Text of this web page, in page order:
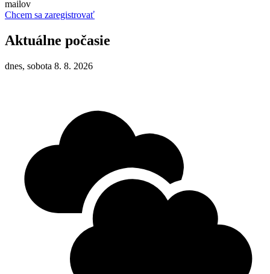
mailov
Chcem sa zaregistrovať
Aktuálne počasie
dnes, sobota 8. 8. 2026